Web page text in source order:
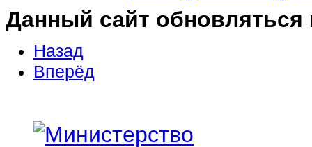
Данный сайт обновляться
Назад
Вперёд